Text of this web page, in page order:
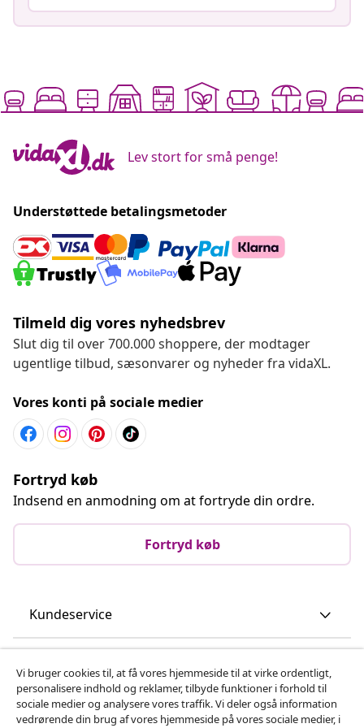
Lev stort for små penge!
Understøttede betalingsmetoder
Tilmeld dig vores nyhedsbrev
Slut dig til over 700.000 shoppere, der modtager
ugentlige tilbud, sæsonvarer og nyheder fra vidaXL.
Vores konti på sociale medier
Fortryd køb
Indsend en anmodning om at fortryde din ordre.
Fortryd køb
Kundeservice
vidaXL
Vi bruger cookies til, at få vores hjemmeside til at virke ordentligt,
personalisere indhold og reklamer, tilbyde funktioner i forhold til
sociale medier og analysere vores traffik. Vi deler også information
vedrørende din brug af vores hjemmeside på vores sociale medier, i